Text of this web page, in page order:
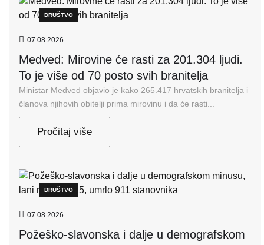
DRUŠTVO
07.08.2026
Medved: Mirovine će rasti za 201.304 ljudi.
To je više od 70 posto svih branitelja
Ministar Medved objavio je kako 265.417 hrvatskih branitelja i
članova njihovih obitelji prima mirovinu i da će rasti...
Pročitaj više
DRUŠTVO
07.08.2026
Požeško-slavonska i dalje u demografskom